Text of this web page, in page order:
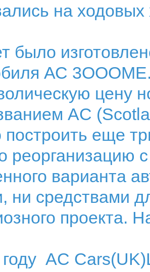
на ходовых
было
АС 3ОООМЕ.
цену
AC
построить еще
реорганизацию
варианта
ни средствами
проекта.
AC